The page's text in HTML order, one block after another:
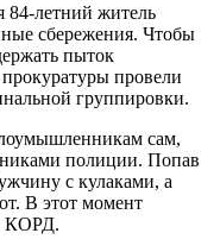
84-летний житель
сбережения. Чтобы
пыток
провели
группировки.
сам,
полиции. Попав
с кулаками, а
В этот момент
КОРД.